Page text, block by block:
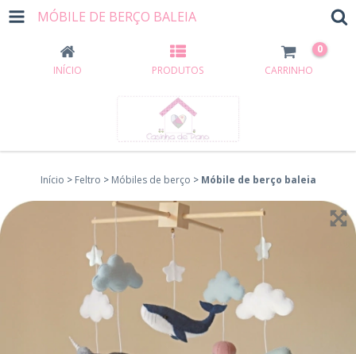
MÓBILE DE BERÇO BALEIA
INÍCIO PRODUTOS CARRINHO
0
Início > Feltro > Móbiles de berço > Móbile de berço baleia